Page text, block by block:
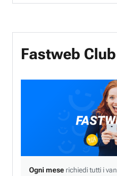
Fastweb Club
Ogni mese richiedi tutti i